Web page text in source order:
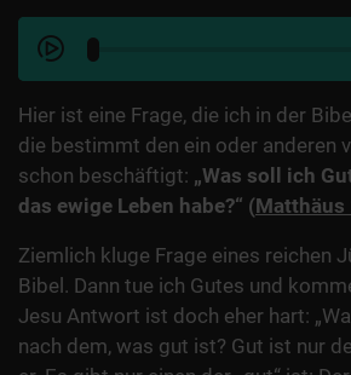
Hier ist eine Frage, die ich in der
die bestimmt den ein oder anderen
schon beschäftigt: „Was soll ich
das ewige Leben habe?“ (Matthäus
Ziemlich kluge Frage eines reichen
Bibel. Dann tue ich Gutes und
Jesu Antwort ist doch eher hart:
nach dem, was gut ist? Gut ist nur